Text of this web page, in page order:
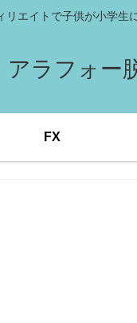
リエイトで子供が小学生
アラフォー
FX